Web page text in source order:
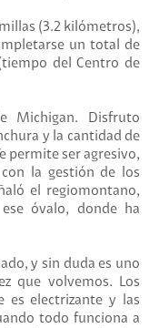
(3.2 kilómetros),
un total de
del Centro de
Michigan. Disfruto
y la cantidad de
permite ser agresivo,
la gestión de los
el regiomontano,
óvalo, donde ha
y sin duda es uno
que volvemos. Los
es electrizante y las
todo funciona a